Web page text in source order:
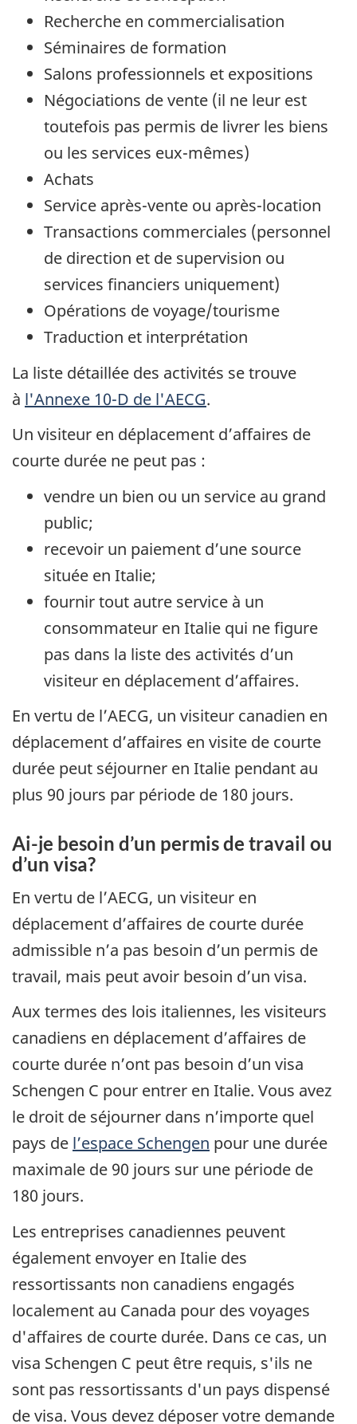
Recherche en commercialisation
Séminaires de formation
Salons professionnels et expositions
Négociations de vente (il ne leur est
toutefois pas permis de livrer les biens
ou les services eux-mêmes)
Achats
Service après-vente ou après-location
Transactions commerciales (personnel
de direction et de supervision ou
services financiers uniquement)
Opérations de voyage/tourisme
Traduction et interprétation
La liste détaillée des activités se trouve
à l'Annexe 10-D de l'AECG.
Un visiteur en déplacement d’affaires de
courte durée ne peut pas :
vendre un bien ou un service au grand
public;
recevoir un paiement d’une source
située en Italie;
fournir tout autre service à un
consommateur en Italie qui ne figure
pas dans la liste des activités d’un
visiteur en déplacement d’affaires.
En vertu de l’AECG, un visiteur canadien en
déplacement d’affaires en visite de courte
durée peut séjourner en Italie pendant au
plus 90 jours par période de 180 jours.
Ai-je besoin d’un permis de travail ou
d’un visa?
En vertu de l’AECG, un visiteur en
déplacement d’affaires de courte durée
admissible n’a pas besoin d’un permis de
travail, mais peut avoir besoin d’un visa.
Aux termes des lois italiennes, les visiteurs
canadiens en déplacement d’affaires de
courte durée n’ont pas besoin d’un visa
Schengen C pour entrer en Italie. Vous avez
le droit de séjourner dans n’importe quel
pays de l’espace Schengen pour une durée
maximale de 90 jours sur une période de
180 jours.
Les entreprises canadiennes peuvent
également envoyer en Italie des
ressortissants non canadiens engagés
localement au Canada pour des voyages
d'affaires de courte durée. Dans ce cas, un
visa Schengen C peut être requis, s'ils ne
sont pas ressortissants d'un pays dispensé
de visa. Vous devez déposer votre demande